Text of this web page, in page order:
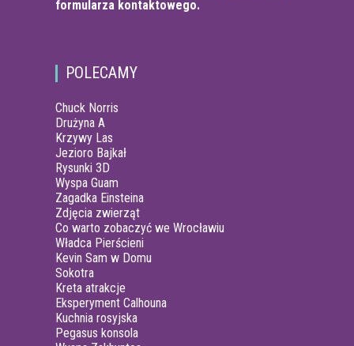
formularza kontaktowego.
POLECAMY
Chuck Norris
Drużyna A
Krzywy Las
Jezioro Bajkał
Rysunki 3D
Wyspa Guam
Zagadka Einsteina
Zdjęcia zwierząt
Co warto zobaczyć we Wrocławiu
Władca Pierścieni
Kevin Sam w Domu
Sokotra
Kreta atrakcje
Eksperyment Calhouna
Kuchnia rosyjska
Pegasus konsola